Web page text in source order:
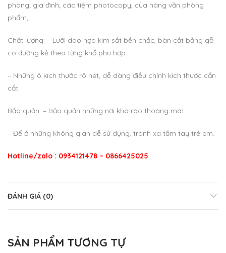
phòng; gia đình; các tiệm photocopy, của hàng văn phòng
phẩm,..
Chất lượng: – Lưỡi dao hợp kim sắt bền chắc, bàn cắt bằng gỗ
có đường kẻ theo từng khổ phù hợp.
– Những ô kích thước rõ nét, dễ dàng điều chỉnh kích thước cần
cắt
Bảo quản: – Bảo quản những nơi khô ráo thoáng mát
– Để ở những không gian dễ sử dụng, tránh xa tầm tay trẻ em.
Hotline/zalo : 0934121478 – 0866425025
ĐÁNH GIÁ (0)
SẢN PHẨM TƯƠNG TỰ